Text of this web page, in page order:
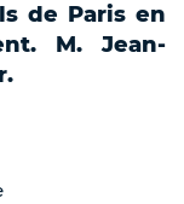
de Paris en
M. Jean-